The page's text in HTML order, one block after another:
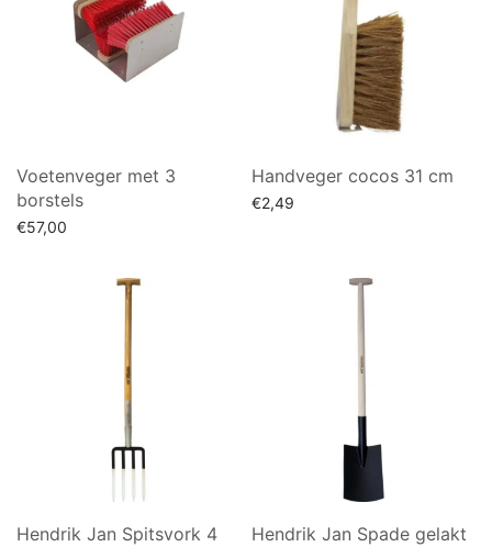
Voetenveger met 3
borstels
€57,00
Handveger cocos 31 cm
€2,49
Hendrik Jan Spitsvork 4
Hendrik Jan Spade gelakt